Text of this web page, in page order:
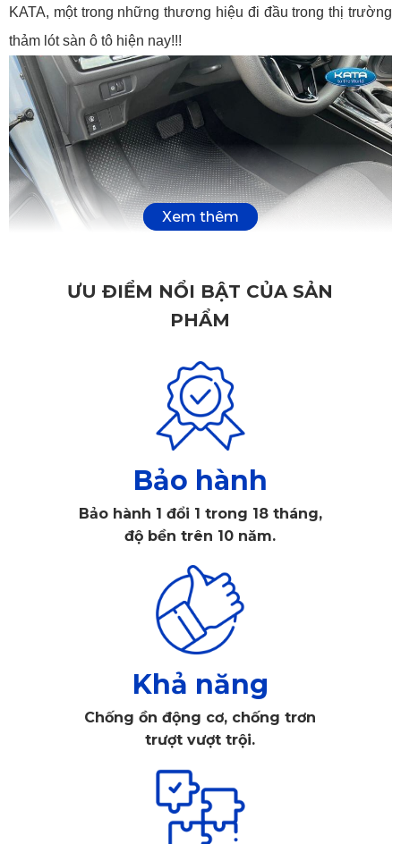
KATA, một trong những thương hiệu đi đầu trong thị trường
thảm lót sàn ô tô hiện nay!!!
Thảm lót sàn ô tô Honda WR-V cao cấp
cho xe ô tô. Đồng thời tăng tính thẩm mỹ, sang trọng cho nội
thất xe ô tô của bạn. Với những chứng năng không thể phủ
nhận như vậy, thì có phải loại
cũng giống nhau, đều đem lại những lợi ích và không tiềm
ẩn những mối nguy hại nào khác? Hãy cùng xem xét mẫu
thảm mà chúng tôi tâm đắc nhất trên thị trường và đặt nó lên
ƯU ĐIỂM NỔI BẬT CỦA SẢN
PHẨM
Bảo hành
Bảo hành 1 đổi 1 trong 18 tháng,
độ bền trên 10 năm.
Khả năng
Chống ồn động cơ, chống trơn
trượt vượt trội.